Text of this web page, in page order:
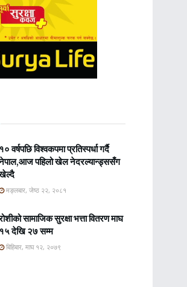
१० वर्षपछि विश्वकपमा प्रतिस्पर्धा गर्दै
पहिलो खेल नेदरल्यान्ड्ससँग
मङ्लबार, जेष्ठ २२, २०८१
सामाजिक सुरक्षा भत्ता वितरण माघ
१५ देखि २७ सम्म
बिहिबार, माघ १२, २०७९